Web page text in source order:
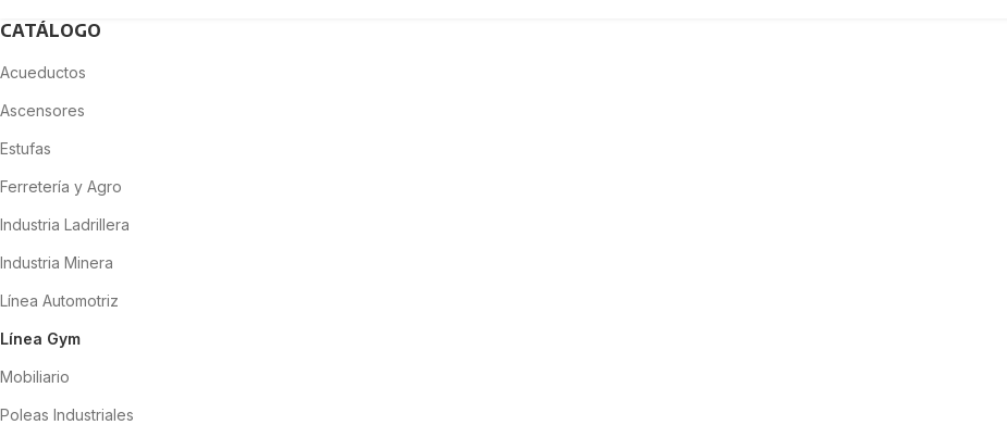
CATÁLOGO
Acueductos
Ascensores
Estufas
Ferretería y Agro
Industria Ladrillera
Industria Minera
Línea Automotriz
Línea Gym
Mobiliario
Poleas Industriales